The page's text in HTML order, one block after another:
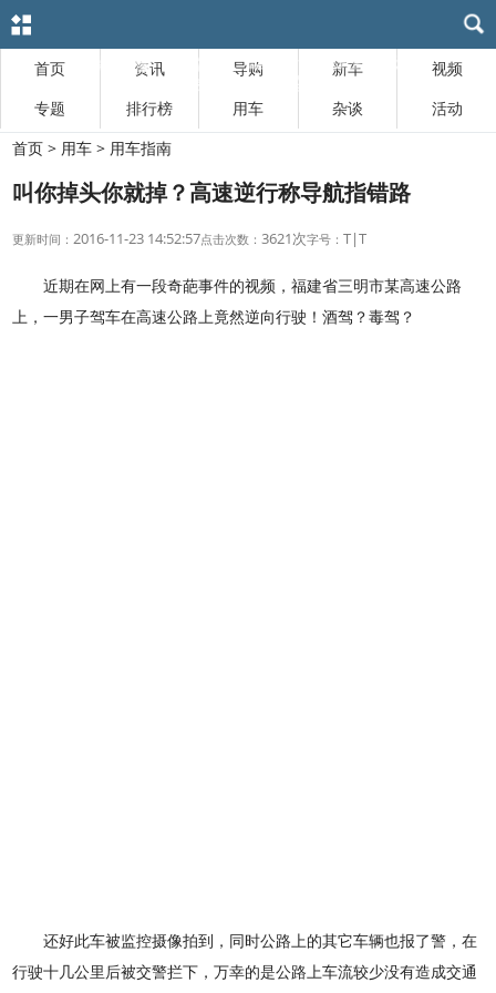
首页 资讯 导购 新车
视频
专题
排行榜 用车 杂谈
活动
首页 > 用车 > 用车指南
叫你掉头你就掉？高速逆行称导航指错路
更新时间： 2016-11-23 14:52:57点击次数： 3621次字号：T|T
近期在网上有一段奇葩事件的视频，福建省三明市某高速公路
上，一男子驾车在高速公路上竟然逆向行驶！酒驾？毒驾？
还好此车被监控摄像拍到，同时公路上的其它车辆也报了警，在
行驶十几公里后被交警拦下，万幸的是公路上车流较少没有造成交通